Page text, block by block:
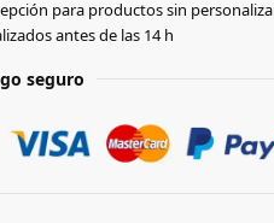
para productos sin
antes de las 14 h
seguro